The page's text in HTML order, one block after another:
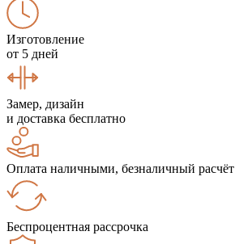
Изготовление
от 5 дней
Замер, дизайн
и доставка бесплатно
Оплата наличными, безналичный расчёт
Беспроцентная рассрочка